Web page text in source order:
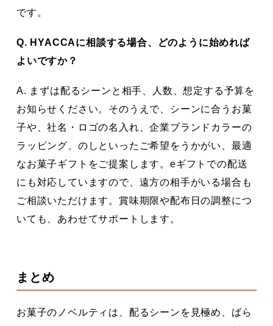
です。
Q. HYACCAに相談する場合、どのように始めれば
よいですか？
A. まずは配るシーンと相手、人数、想定する予算を
お知らせください。そのうえで、シーンに合うお菓
子や、社名・ロゴの名入れ、企業ブランドカラーの
ラッピング、のしといったご希望をうかがい、最適
なお菓子ギフトをご提案します。eギフトでの配送
にも対応していますので、遠方の相手がいる場合も
ご相談いただけます。賞味期限や配布日の調整につ
いても、あわせてサポートします。
まとめ
お菓子のノベルティは、配るシーンを見極め、ばら